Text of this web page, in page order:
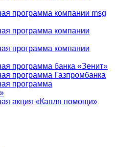
программа компании msg
программа компании
программа компании
программа банка «Зенит»
программа Газпромбанка
программа
акция «Капля помощи»